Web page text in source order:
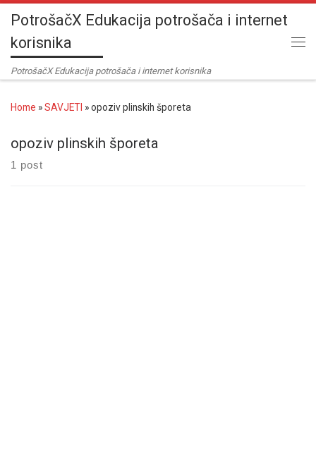
Skip to content
PotrošačX Edukacija potrošača i internet
korisnika
PotrošačX Edukacija potrošača i internet korisnika
Home »SAVJETI »opoziv plinskih šporeta
opoziv plinskih šporeta
1 post